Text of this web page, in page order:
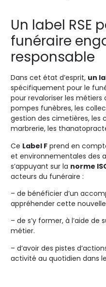
Un label RSE
funéraire
responsable
Dans cet état d’esprit, un
spécifiquement pour le
pour revaloriser les métiers
pompes funèbres, les
gestion des cimetières, les
marbrerie, les
Ce Label F prend en
et environnementales des
s’appuyant sur la norme
acteurs du funéraire :
– de bénéficier d’un
appréhender cette nouvelle
– de s’y former, à l’aide
métier.
– d’avoir des pistes
activité au quotidien dans